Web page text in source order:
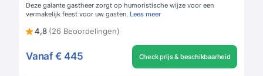
Deze galante gastheer zorgt op humoristische wijze voor een
vermakelijk feest voor uw gasten. Lees meer
4,8 (26 Beoordelingen)
Vanaf € 445 Check prijs & beschikbaarheid